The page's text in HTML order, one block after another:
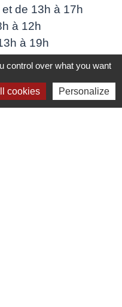
de 13h à 17h
à 12h
à 19h
de 13h à 17h
control over what you want
cookies Personalize